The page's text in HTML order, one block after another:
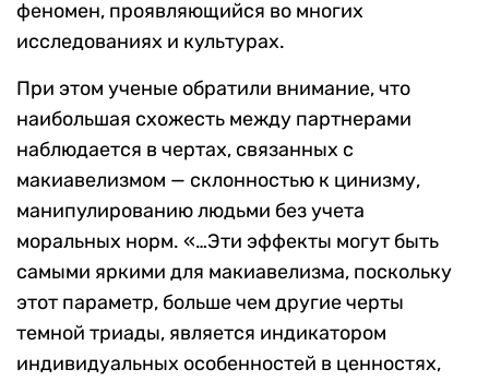
феномен, проявляющийся во многих
исследованиях и культурах.
При этом ученые обратили внимание, что
наибольшая схожесть между партнерами
наблюдается в чертах, связанных с
макиавелизмом — склонностью к цинизму,
манипулированию людьми без учета
моральных норм. «…Эти эффекты могут быть
самыми яркими для макиавелизма, поскольку
этот параметр, больше чем другие черты
темной триады, является индикатором
индивидуальных особенностей в ценностях,